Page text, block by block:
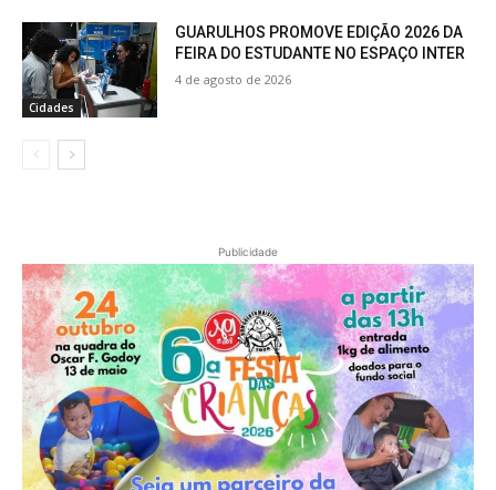
Cidades
GUARULHOS PROMOVE EDIÇÃO 2026 DA
FEIRA DO ESTUDANTE NO ESPAÇO INTER
4 de agosto de 2026
Publicidade